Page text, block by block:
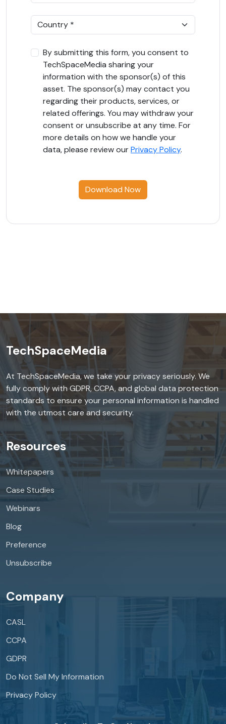
By submitting this form, you consent to
TechSpaceMedia sharing your
information with the sponsor(s) of this
asset. The sponsor(s) may contact you
regarding their products, services, or
related offerings. You may withdraw your
consent or unsubscribe at any time. For
more details on how we handle your
data, please review ourPrivacy Policy.
Download Now
TechSpaceMedia
At TechSpaceMedia, we take your privacy seriously. We
fully comply with GDPR, CCPA, and global data protection
standards to ensure your personal information is handled
with the utmost care and security.
Resources
Whitepapers
Case Studies
Webinars
Blog
Preference
Unsubscribe
Company
CASL
CCPA
GDPR
Do Not Sell My Information
Privacy Policy